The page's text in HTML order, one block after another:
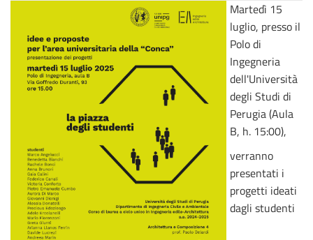
Martedì 15
luglio, presso il
Polo di
Ingegneria
dell'Università
degli Studi di
Perugia (Aula
B, h. 15:00),
verranno
presentati i
progetti ideati
dagli studenti